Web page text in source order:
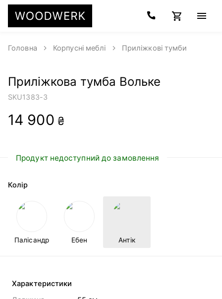
Головна Корпусні меблі Приліжкові тумби
Приліжкова тумба Вольке
SKU1383-3
14 900 ₴
Продукт недоступний до замовлення
Колір
Палісандр Ебен Антік
Характеристики